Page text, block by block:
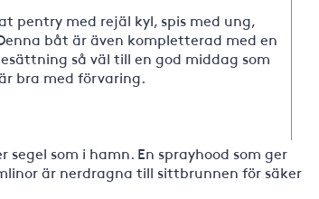
pentry med rejäl kyl, spis med ung,
båt är även kompletterad med en
så väl till en god middag som
bra med förvaring.
som i hamn. En sprayhood som ger
är nerdragna till sittbrunnen för säker